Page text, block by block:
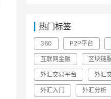
热门标签
360 P2P平台
互联网金融 区块链
外汇交易平台 外汇
外汇入门 外汇分析